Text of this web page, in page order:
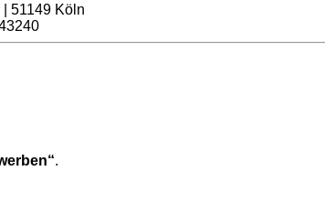
51149 Köln
.